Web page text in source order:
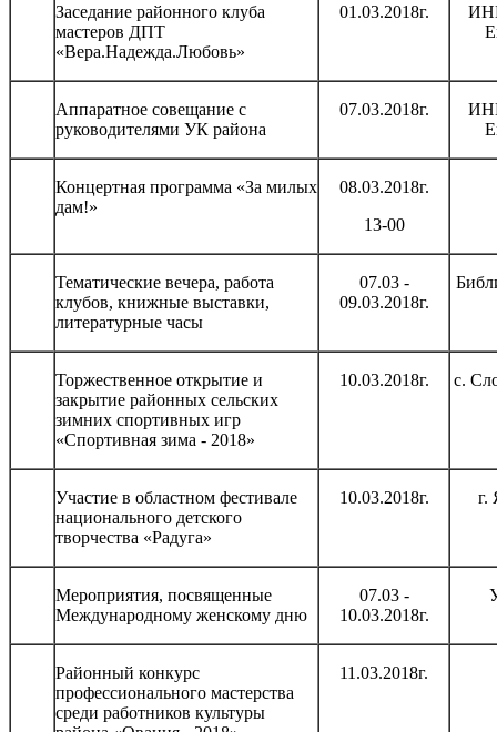
Заседание районного клуба
мастеров ДПТ
«Вера.Надежда.Любовь»
01.03.2018г.
Аппаратное совещание с
руководителями УК района
07.03.2018г.
Концертная программа «За милых
дам!»
08.03.2018г.
13-00
Тематические вечера, работа
клубов, книжные выставки,
литературные часы
07.03 -
09.03.2018г.
Торжественное открытие и
закрытие районных сельских
зимних спортивных игр
«Спортивная зима - 2018»
10.03.2018г. с.
Участие в областном фестивале
национального детского
творчества «Радуга»
10.03.2018г. г.
Мероприятия, посвященные
Международному женскому дню
07.03 -
10.03.2018г.
Районный конкурс
профессионального мастерства
среди работников культуры
11.03.2018г.